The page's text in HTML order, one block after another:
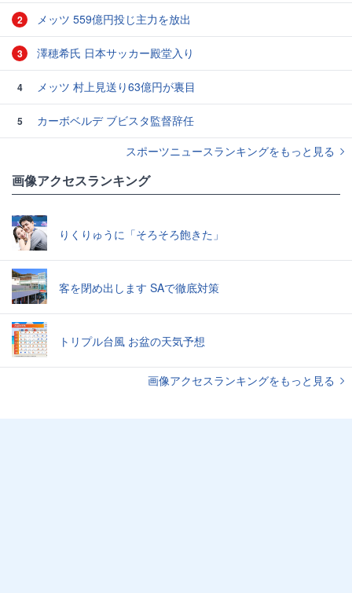
2 メッツ 559億円投じ主力を放出
3 澤穂希氏 日本サッカー殿堂入り
4 メッツ 村上見送り63億円が裏目
5
カーボベルデ ブビスタ監督辞任
スポーツニュースランキングをもっと見る
画像アクセスランキング
りくりゅうに「そろそろ飽きた」
客を閉め出します SAで徹底対策
トリプル台風 お盆の天気予想
画像アクセスランキングをもっと見る